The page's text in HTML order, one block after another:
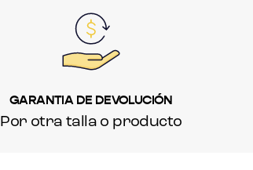
GARANTIA DE DEVOLUCIÓN
Por otra talla o producto